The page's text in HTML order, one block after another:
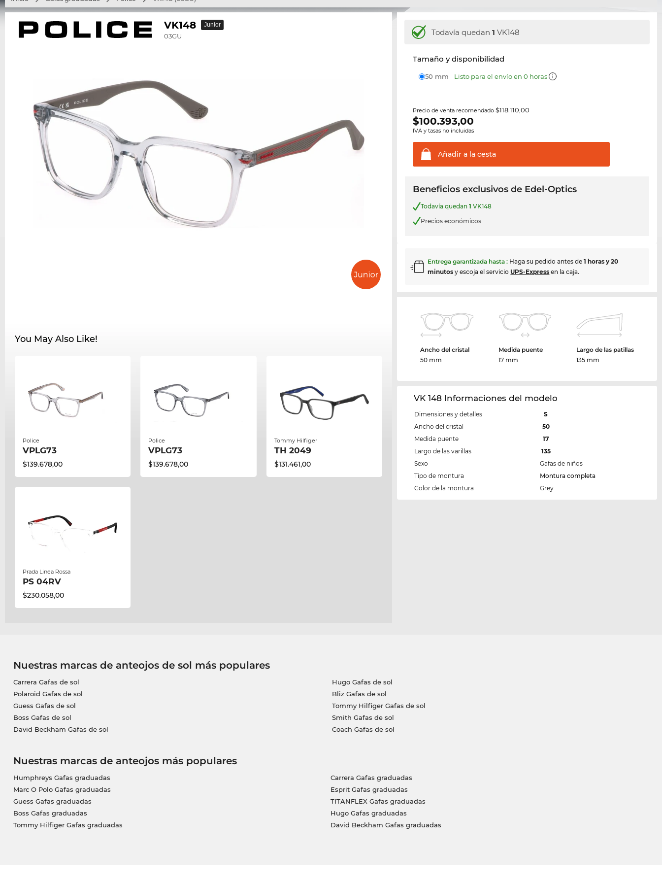
VK148
03GU
Junior
You May Also Like!
Police
VPLG73
$139.678,00
Police
VPLG73
$139.678,00
Tommy Hilfiger
TH 2049
$131.461,00
Prada Linea Rossa
PS 04RV
$230.058,00
Todavía quedan1 VK148
Tamaño y disponibilidad
50 mm Listo para el envío en 0 horas
Precio de venta recomendado$118.110,00
$100.393,00
IVA y tasas no incluidas
Añadir a la cesta
Beneficios exclusivos de Edel-Optics
Todavía quedan1 VK148
Precios económicos
Entrega garantizada hasta: Haga su pedido antes de1 horas y 20
minutos y escoja el servicio UPS-Express en la caja.
Ancho del cristal
50 mm
Medida puente
17 mm
Largo de las patillas
135 mm
VK 148 Informaciones del modelo
Dimensiones y detalles
S
Ancho del cristal
50
Medida puente
17
Largo de las varillas
135
Sexo
Gafas de niños
Tipo de montura
Montura completa
Color de la montura
Grey
Nuestras marcas de anteojos de sol más populares
Carrera Gafas de sol
Polaroid Gafas de sol
Guess Gafas de sol
Boss Gafas de sol
David Beckham Gafas de sol
Hugo Gafas de sol
Bliz Gafas de sol
Tommy Hilfiger Gafas de sol
Smith Gafas de sol
Coach Gafas de sol
Nuestras marcas de anteojos más populares
Humphreys Gafas graduadas
Marc O Polo Gafas graduadas
Guess Gafas graduadas
Boss Gafas graduadas
Tommy Hilfiger Gafas graduadas
Carrera Gafas graduadas
Esprit Gafas graduadas
TITANFLEX Gafas graduadas
Hugo Gafas graduadas
David Beckham Gafas graduadas